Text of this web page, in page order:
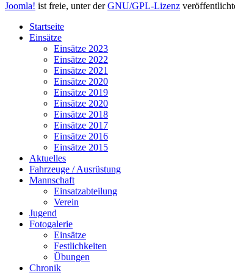
Joomla! ist freie, unter derGNU/GPL-Lizenz
Startseite
Einsätze
Einsätze 2023
Einsätze 2022
Einsätze 2021
Einsätze 2020
Einsätze 2019
Einsätze 2020
Einsätze 2018
Einsätze 2017
Einsätze 2016
Einsätze 2015
Aktuelles
Fahrzeuge / Ausrüstung
Mannschaft
Einsatzabteilung
Verein
Jugend
Fotogalerie
Einsätze
Festlichkeiten
Übungen
Chronik